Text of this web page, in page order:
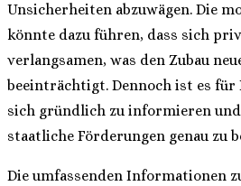
Unsicherheiten abzuwägen. Die
könnte dazu führen, dass sich
verlangsamen, was den Zubau
beeinträchtigt. Dennoch ist es
sich gründlich zu informieren
staatliche Förderungen genau zu
Die umfassenden Informationen